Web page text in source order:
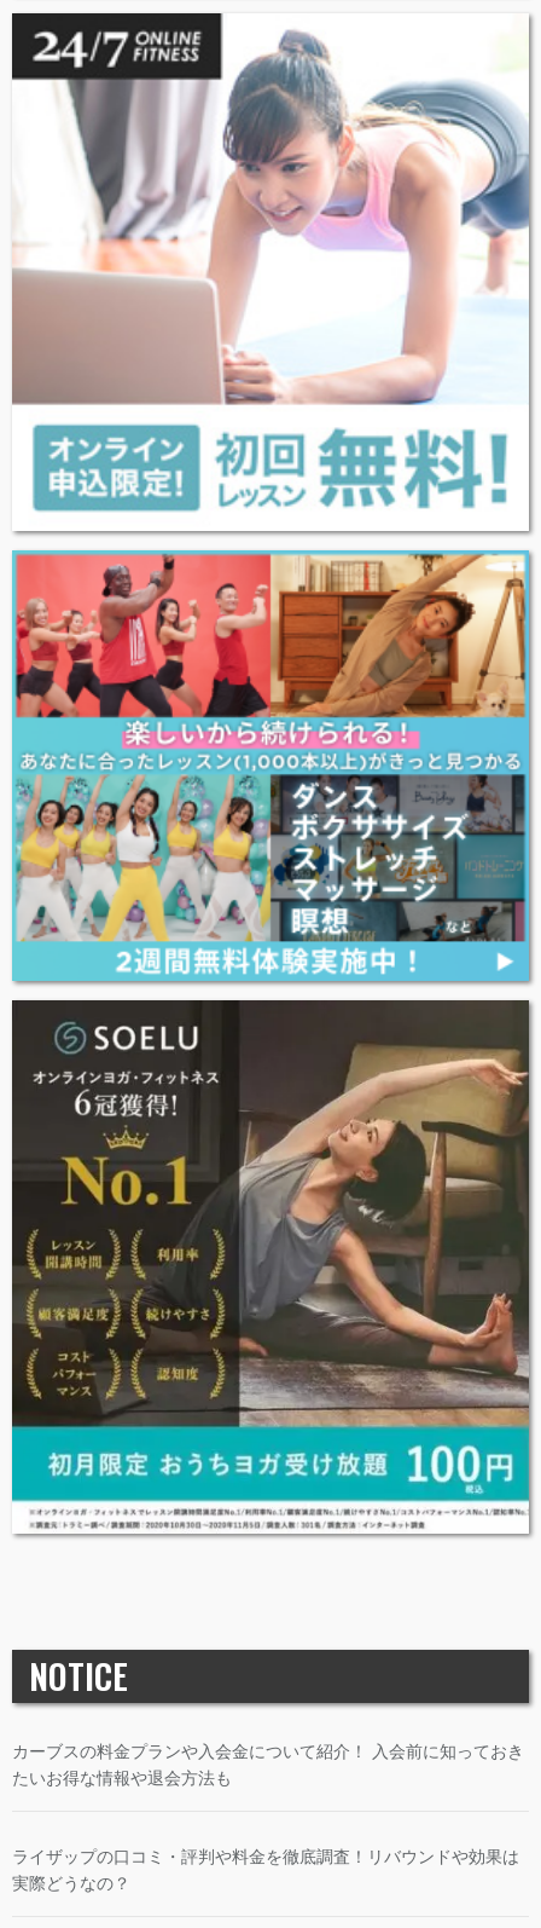
NOTICE
カーブスの料金プランや入会金について紹介！ 入会前に知っておき
たいお得な情報や退会方法も
ライザップの口コミ・評判や料金を徹底調査！リバウンドや効果は
実際どうなの？